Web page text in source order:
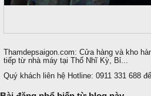
Thamdepsaigon.com: Cửa hàng và kho
tiếp từ nhà máy tại Thổ Nhĩ Kỳ, Bỉ...
Quý khách liên hệ Hotline: 0911 331 688